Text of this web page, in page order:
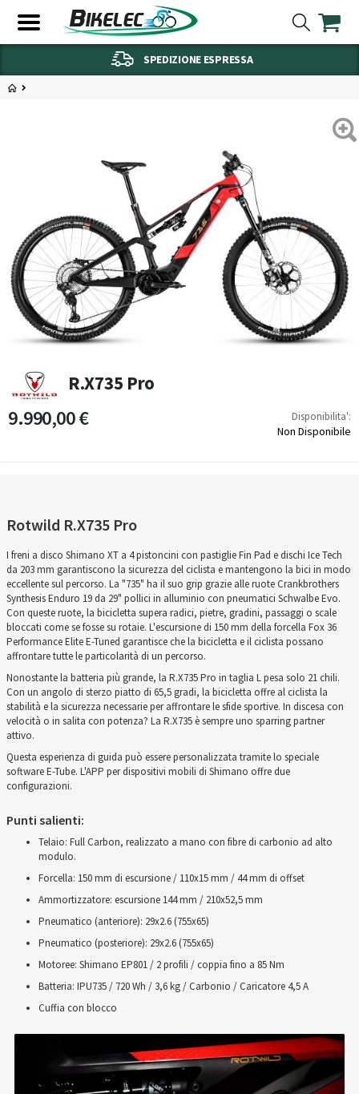
SPEDIZIONE ESPRESSA
R.X735 Pro
9.990,00 € Disponibilita':
Non Disponibile
Rotwild R.X735 Pro
I freni a disco Shimano XT a 4 pistoncini con pastiglie Fin Pad e dischi Ice Tech
da 203 mm garantiscono la sicurezza del ciclista e mantengono la bici in modo
eccellente sul percorso. La "735" ha il suo grip grazie alle ruote Crankbrothers
Synthesis Enduro 19 da 29" pollici in alluminio con pneumatici Schwalbe Evo.
Con queste ruote, la bicicletta supera radici, pietre, gradini, passaggi o scale
bloccati come se fosse su rotaie. L'escursione di 150 mm della forcella Fox 36
Performance Elite E-Tuned garantisce che la bicicletta e il ciclista possano
affrontare tutte le particolarità di un percorso.
Nonostante la batteria più grande, la R.X735 Pro in taglia L pesa solo 21 chili.
Con un angolo di sterzo piatto di 65,5 gradi, la bicicletta offre al ciclista la
stabilità e la sicurezza necessarie per affrontare le sfide sportive. In discesa con
velocità o in salita con potenza? La R.X735 è sempre uno sparring partner
attivo.
Questa esperienza di guida può essere personalizzata tramite lo speciale
software E-Tube. L'APP per dispositivi mobili di Shimano offre due
configurazioni.
Punti salienti:
Telaio: Full Carbon, realizzato a mano con fibre di carbonio ad alto
modulo.
Forcella: 150 mm di escursione / 110x15 mm / 44 mm di offset
Ammortizzatore: escursione 144 mm / 210x52,5 mm
Pneumatico (anteriore): 29x2.6 (755x65)
Pneumatico (posteriore): 29x2.6 (755x65)
Motoree: Shimano EP801 / 2 profili / coppia fino a 85 Nm
Batteria: IPU735 / 720 Wh / 3,6 kg / Carbonio / Caricatore 4,5 A
Cuffia con blocco